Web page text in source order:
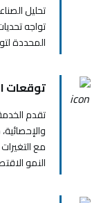
تحليل
تواجه
المحددة
توقعات
تقدم
مع
النمو